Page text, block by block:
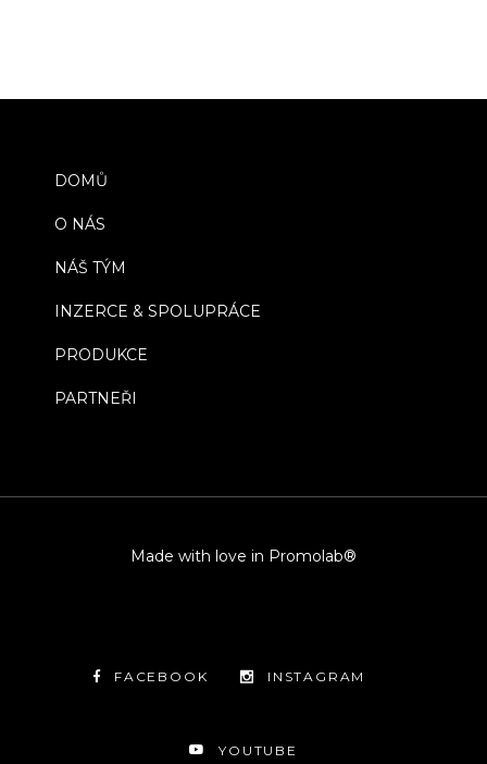
DOMŮ
O NÁS
NÁŠ TÝM
INZERCE & SPOLUPRÁCE
PRODUKCE
PARTNEŘI
Made with love in Promolab®
FACEBOOK INSTAGRAM
YOUTUBE